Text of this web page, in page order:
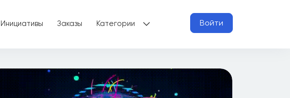
Инициативы Заказы Категории Войти